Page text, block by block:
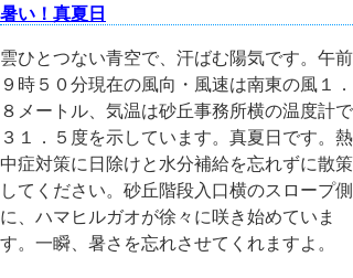
暑い！真夏日
雲ひとつない青空で、汗ばむ陽気です。午前
９時５０分現在の風向・風速は南東の風１．
８メートル、気温は砂丘事務所横の温度計で
３１．５度を示しています。真夏日です。熱
中症対策に日除けと水分補給を忘れずに散策
してください。砂丘階段入口横のスロープ側
に、ハマヒルガオが徐々に咲き始めていま
す。一瞬、暑さを忘れさせてくれますよ。